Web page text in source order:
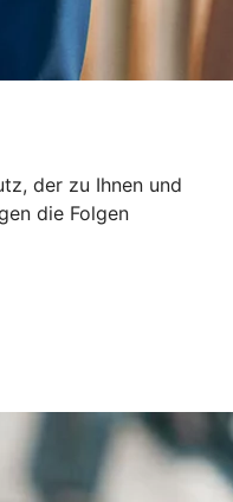
der zu Ihnen und
die Folgen